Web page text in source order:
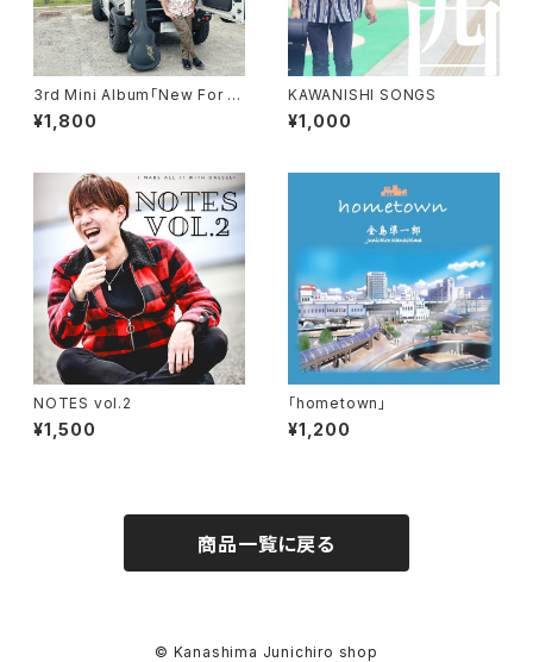
3rd Mini Album「New For Y
ou」
¥1,800
KAWANISHI SONGS
¥1,000
NOTES vol.2
¥1,500
「hometown」
¥1,200
商品一覧に戻る
© Kanashima Junichiro shop